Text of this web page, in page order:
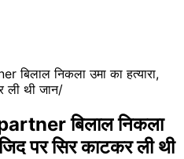
निकला उमा का हत्यारा,
ली थी जान
​बिलाल निकला
जिद पर सिर काटकर ली थी